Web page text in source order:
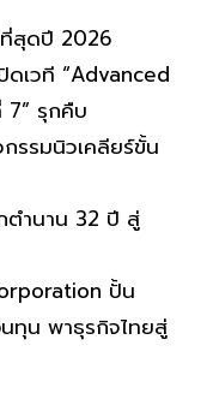
สุดปี 2026
เวที “Advanced
รุกคืบ
รรมนิวเคลียร์ขั้น
กตำนาน 32 ปี สู่
ปั้น
นทุน พาธุรกิจไทยสู่